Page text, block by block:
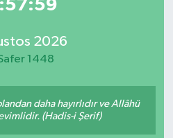
2026
1448
daha hayırlıdır ve Allâhü
(Hadis-i Şerif)